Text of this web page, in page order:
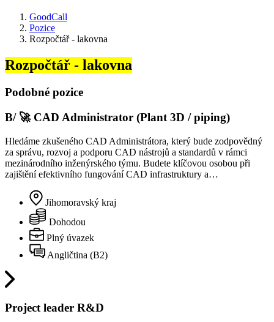
GoodCall
Pozice
Rozpočtář - lakovna
Rozpočtář - lakovna
Podobné pozice
B/ 🚀 CAD Administrator (Plant 3D / piping)
Hledáme zkušeného CAD Administrátora, který bude zodpovědný
za správu, rozvoj a podporu CAD nástrojů a standardů v rámci
mezinárodního inženýrského týmu. Budete klíčovou osobou při
zajištění efektivního fungování CAD infrastruktury a…
Jihomoravský kraj
Dohodou
Plný úvazek
Angličtina (B2)
Project leader R&D